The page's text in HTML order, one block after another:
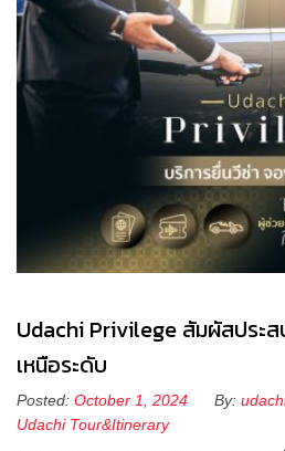
Udachi Privilege สัมผัสประ
เหนือระดับ
Posted: October 1, 2024 By:
Udachi Tour&Itinerary